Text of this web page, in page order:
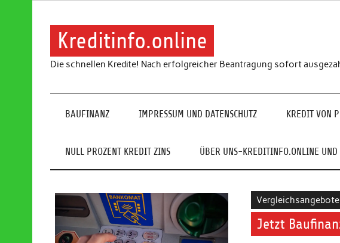
Kreditinfo.online
Die schnellen Kredite! Nach erfolgreicher Beantragung sofort
BAUFINANZ IMPRESSUM UND DATENSCHUTZ KREDIT VON
NULL PROZENT KREDIT ZINS ÜBER UNS-KREDITINFO.ONLINE
Vergleichsangebote
Jetzt